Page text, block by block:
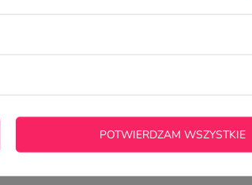
SZKOLNEJ
piękniejszy.
POTWIERDZAM WSZYSTKIE